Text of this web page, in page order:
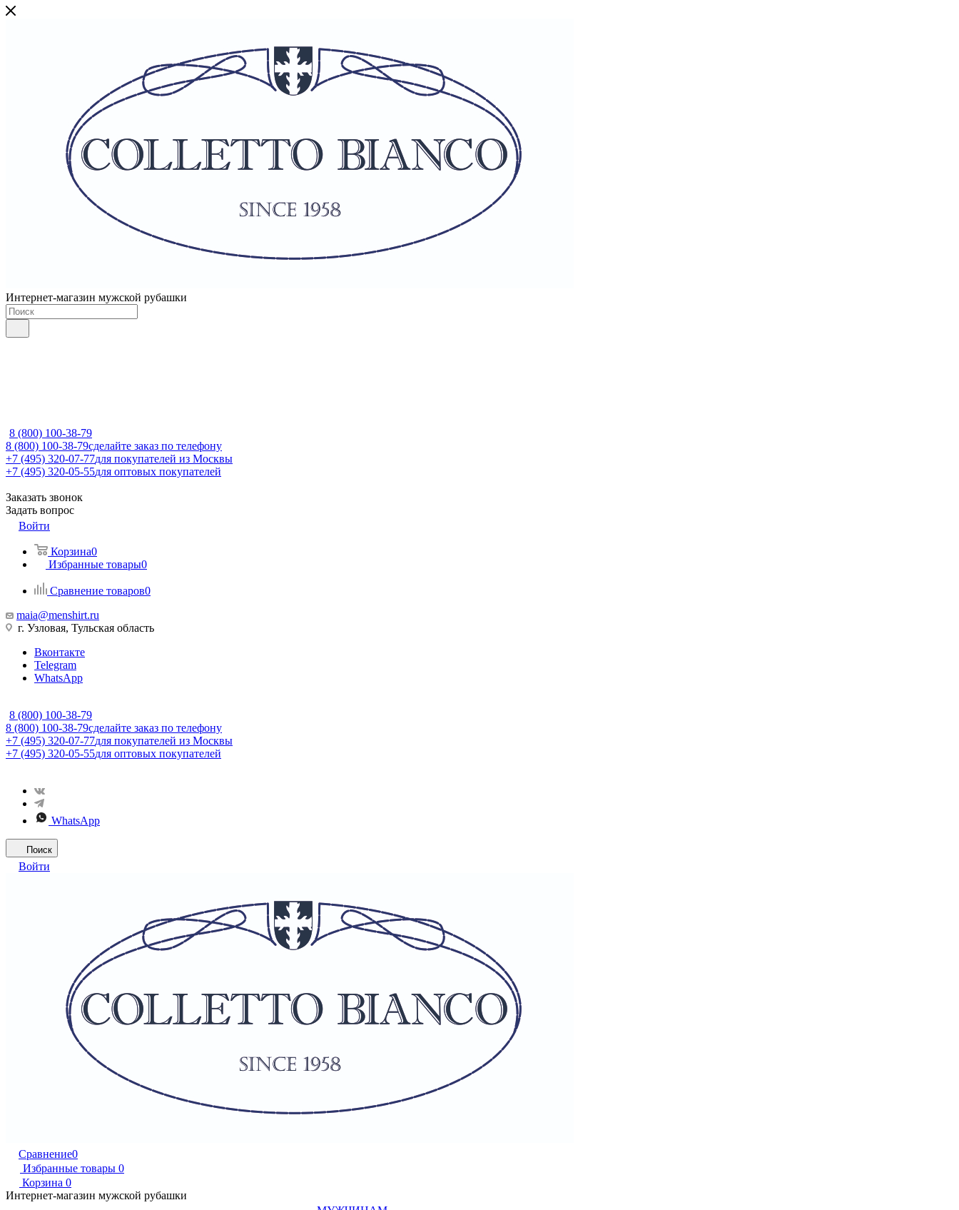
Интернет-магазин мужской рубашки
8 (800) 100-38-79
8 (800) 100-38-79сделайте заказ по телефону
+7 (495) 320-07-77для покупателей из Москвы
+7 (495) 320-05-55для оптовых покупателей
Заказать звонок
Задать вопрос
Войти
Корзина0
Избранные товары0
Сравнение товаров0
maia@menshirt.ru
г. Узловая, Тульская область
Вконтакте
Telegram
WhatsApp
8 (800) 100-38-79
8 (800) 100-38-79сделайте заказ по телефону
+7 (495) 320-07-77для покупателей из Москвы
+7 (495) 320-05-55для оптовых покупателей
WhatsApp
Поиск
Войти
Сравнение0
Избранные товары 0
Корзина 0
Интернет-магазин мужской рубашки